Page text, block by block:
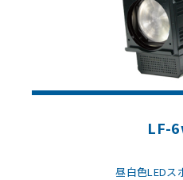
LF-
昼白色LEDス